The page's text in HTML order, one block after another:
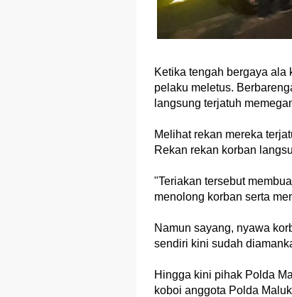
Ketika tengah bergaya ala
pelaku meletus.
langsung terjatuh
Melihat rekan mereka
Rekan rekan korban
"Teriakan tersebut
menolong korban serta
Namun sayang, nyawa
sendiri kini sudah
Hingga kini pihak Polda
koboi anggota Polda